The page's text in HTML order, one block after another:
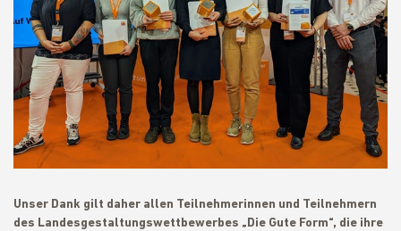
Unser Dank gilt daher allen Teilnehmerinnen und Teilnehmern
des Landesgestaltungswettbewerbes „Die Gute Form“, die ihre